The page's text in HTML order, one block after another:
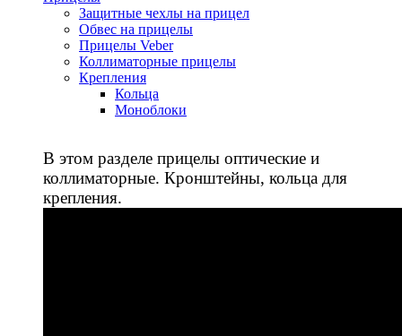
Защитные чехлы на прицел
Обвес на прицелы
Прицелы Veber
Коллиматорные прицелы
Крепления
Кольца
Моноблоки
В этом разделе прицелы оптические и
коллиматорные. Кронштейны, кольца для
крепления.